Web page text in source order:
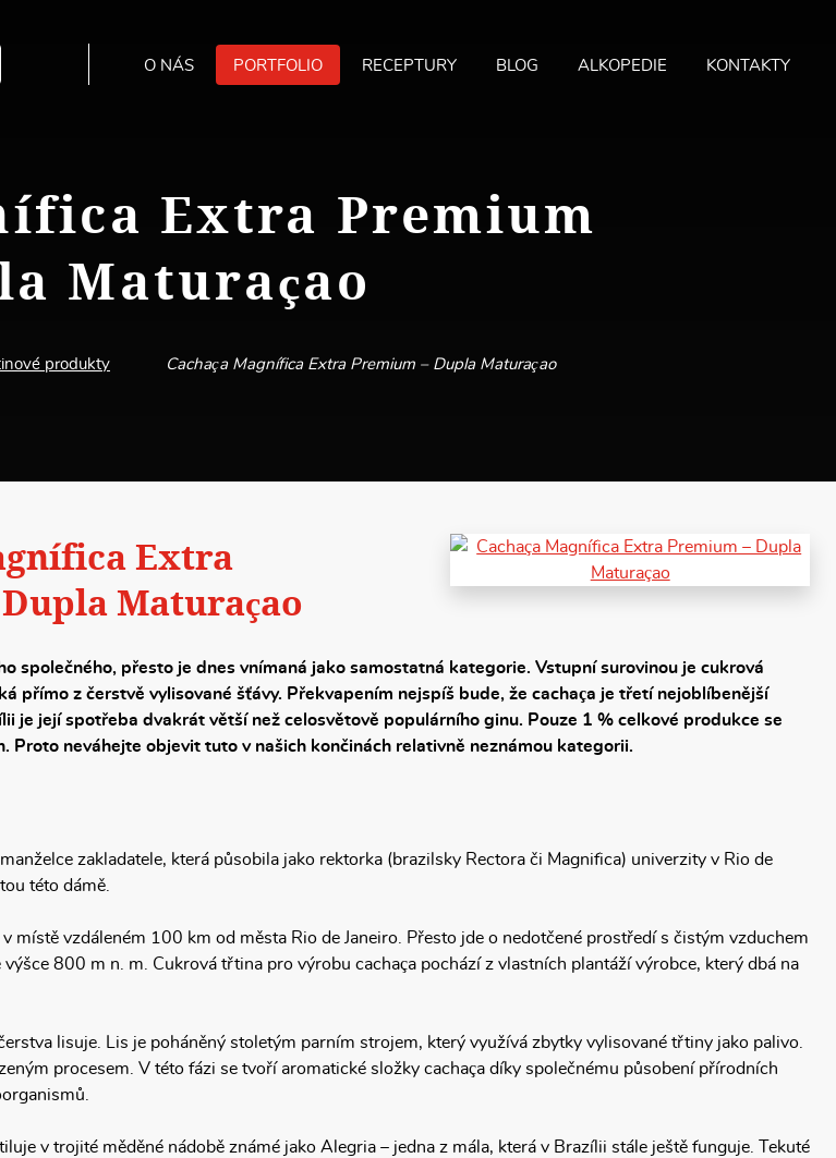
O NÁS PORTFOLIO RECEPTURY BLOG ALKOPEDIE KONTAKTY
Extra Premium
Maturaçao
produkty Cachaça Magnífica Extra Premium – Dupla Maturaçao
Extra
Maturaçao
společného, přesto je dnes vnímaná jako samostatná kategorie. Vstupní surovinou je cukrová
přímo z čerstvě vylisované šťávy. Překvapením nejspíš bude, že cachaça je třetí nejoblíbenější
je její spotřeba dvakrát větší než celosvětově populárního ginu. Pouze 1 % celkové produkce se
Proto neváhejte objevit tuto v našich končinách relativně neznámou kategorii.
zakladatele, která působila jako rektorka (brazilsky Rectora či Magnifica) univerzity v Rio de
této dámě.
v místě vzdáleném 100 km od města Rio de Janeiro. Přesto jde o nedotčené prostředí s čistým vzduchem
výšce 800 m n. m. Cukrová třtina pro výrobu cachaça pochází z vlastních plantáží výrobce, který dbá na
lisuje. Lis je poháněný stoletým parním strojem, který využívá zbytky vylisované třtiny jako palivo.
procesem. V této fázi se tvoří aromatické složky cachaça díky společnému působení přírodních
v trojité měděné nádobě známé jako Alegria – jedna z mála, která v Brazílii stále ještě funguje. Tekuté